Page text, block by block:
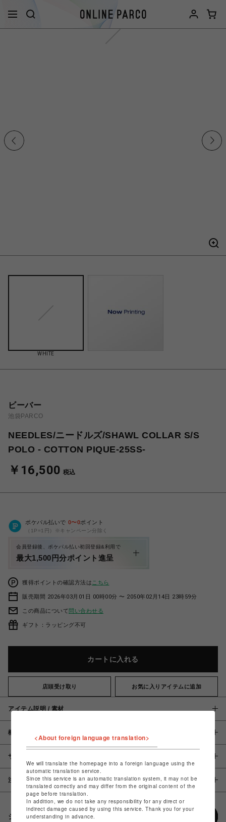
WHITE
ビーバー
池袋PARCO
NEEDLES/ニードルズ/SHAWL COLLAR S/S
POLO - COTTON PIQUE-25SS-
￥16,500 税込
ポケパル払いで 0〜0ポイント
（1P=1円）※キャンペーン分除く
会員登録後、ポケパル払い初回登録&利用で
最大1,500円分ポイント進呈
獲得ポイントの確認方法は こちら
販売期間 2026年03月01日 00時00分 〜 2050年02月14日 23時59分
この商品について問い合わせる
ギフト：ラッピング不可
カートに入れる
店頭受け取り お気に入りアイテムに追加
アイテム説明 / 素材
概要
サイズ
注意事項
シェアする
<About foreign language translation>
We will translate the homepage into a foreign language using the
automatic translation service.
Since this service is an automatic translation system, it may not be
translated correctly and may differ from the original content of the
page before translation.
In addition, we do not take any responsibility for any direct or
indirect damage caused by using this service. Thank you for your
understanding in advance.